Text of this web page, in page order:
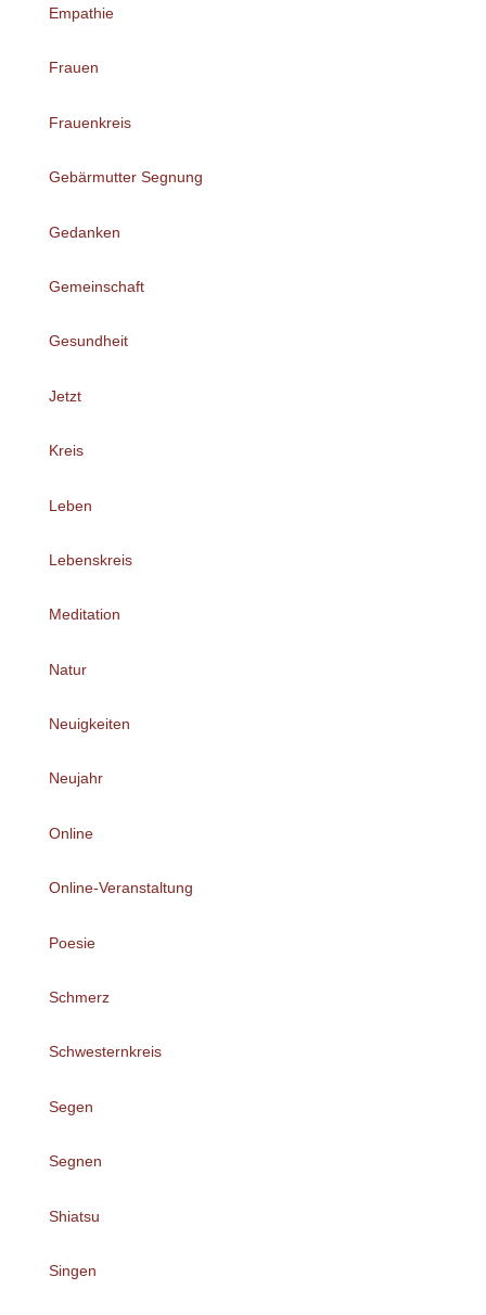
Empathie
Frauen
Frauenkreis
Gebärmutter Segnung
Gedanken
Gemeinschaft
Gesundheit
Jetzt
Kreis
Leben
Lebenskreis
Meditation
Natur
Neuigkeiten
Neujahr
Online
Online-Veranstaltung
Poesie
Schmerz
Schwesternkreis
Segen
Segnen
Shiatsu
Singen